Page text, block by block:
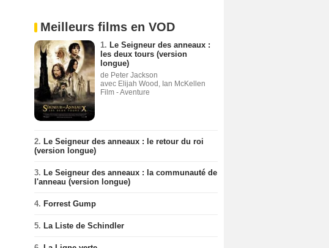
Meilleurs films en VOD
1. Le Seigneur des anneaux :
les deux tours (version
longue)
de Peter Jackson
avec Elijah Wood, Ian McKellen
Film - Aventure
2. Le Seigneur des anneaux : le retour du roi
(version longue)
3. Le Seigneur des anneaux : la communauté de
l'anneau (version longue)
4. Forrest Gump
5. La Liste de Schindler